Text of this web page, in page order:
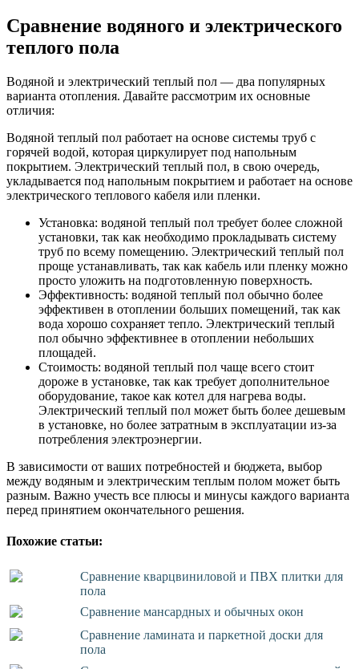
Сравнение водяного и электрического
теплого пола
Водяной и электрический теплый пол — два популярных
варианта отопления. Давайте рассмотрим их основные
отличия:
Водяной теплый пол работает на основе системы труб с
горячей водой, которая циркулирует под напольным
покрытием. Электрический теплый пол, в свою очередь,
укладывается под напольным покрытием и работает на основе
электрического теплового кабеля или пленки.
Установка: водяной теплый пол требует более сложной
установки, так как необходимо прокладывать систему
труб по всему помещению. Электрический теплый пол
проще устанавливать, так как кабель или пленку можно
просто уложить на подготовленную поверхность.
Эффективность: водяной теплый пол обычно более
эффективен в отоплении больших помещений, так как
вода хорошо сохраняет тепло. Электрический теплый
пол обычно эффективнее в отоплении небольших
площадей.
Стоимость: водяной теплый пол чаще всего стоит
дороже в установке, так как требует дополнительное
оборудование, такое как котел для нагрева воды.
Электрический теплый пол может быть более дешевым
в установке, но более затратным в эксплуатации из-за
потребления электроэнергии.
В зависимости от ваших потребностей и бюджета, выбор
между водяным и электрическим теплым полом может быть
разным. Важно учесть все плюсы и минусы каждого варианта
перед принятием окончательного решения.
Похожие статьи:
Сравнение кварцвиниловой и ПВХ плитки для
пола
Сравнение мансардных и обычных окон
Сравнение ламината и паркетной доски для
пола